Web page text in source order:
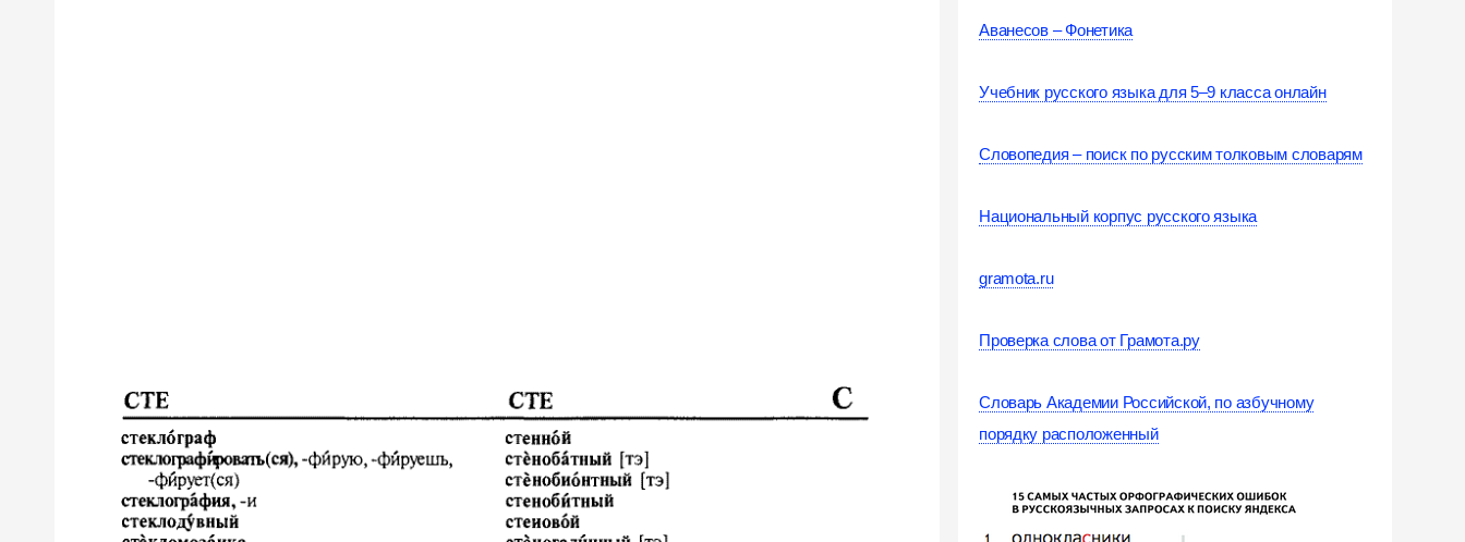
Аванесов – Фонетика
Учебник русского языка для 5–9 класса онлайн
Словопедия – поиск по русским толковым словарям
Национальный корпус русского языка
gramota.ru
Проверка слова от Грамота.ру
Словарь Академии Российской, по азбучному
порядку расположенный